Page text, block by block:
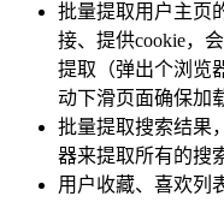
批量提取用户主页
接、提供cookie，
提取（弹出个浏览
动下滑页面确保加
批量提取搜索结果
器来提取所有的搜
用户收藏、喜欢列